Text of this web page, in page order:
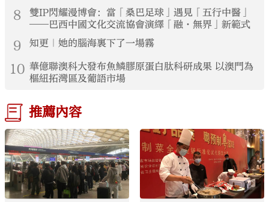
8
雙IP閃耀漫博會：當「桑巴足球」遇見「五行中醫」
——巴西中國文化交流協會演繹「融·無界」新範式
9 知更｜她的腦海裏下了一場霧
10 華億聯澳科大發布魚鱗膠原蛋白肽科研成果 以澳門為
樞紐拓灣區及葡語市場
推薦內容